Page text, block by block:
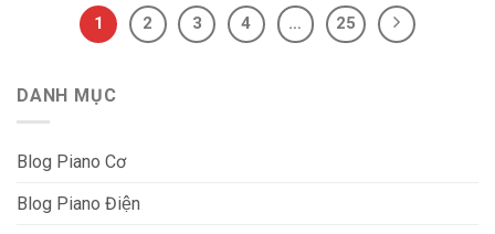
1 2 3 4 … 25
DANH MỤC
Blog Piano Cơ
Blog Piano Điện